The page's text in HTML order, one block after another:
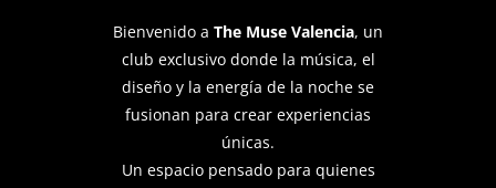
Bienvenido a The Muse Valencia, un
club exclusivo donde la música, el
diseño y la energía de la noche se
fusionan para crear experiencias
únicas.
Un espacio pensado para quienes